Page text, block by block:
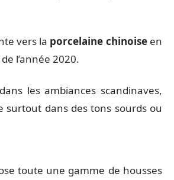
vers la porcelaine chinoiseen
l’année 2020.
les ambiances scandinaves,
surtout dans des tons sourds ou
toute une gamme de housses